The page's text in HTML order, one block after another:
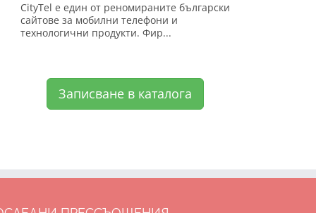
CityTel е един от реномираните български
сайтове за мобилни телефони и
технологични продукти. Фир...
Записване в каталога